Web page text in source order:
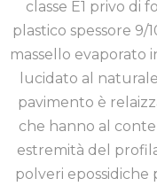
classe E1 privo di
plastico spessore 9/
massello evaporato
lucidato al
pavimento è
che hanno al
estremità del
polveri epossidiche